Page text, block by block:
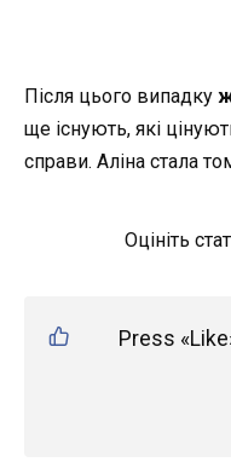
Після цього випадку
ще існують, які
справи. Аліна стала
Оцініть
Press